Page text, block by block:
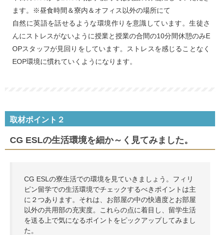
ます。※昼食時間＆寮内＆オフィス以外の場所にて
自然に英語を話せるような環境作りを意識しています。生徒さ
んにストレスがないように授業と授業の合間の10分間休憩のみE
OPスタッフが見回りをしています。ストレスを感じることなく
EOP環境に慣れていくようになります。
取材ポイント２
CG ESLの生活環境を細か～く見てみました。
CG ESLの寮生活での環境を見ていきましょう。フィリ
ピン留学での生活環境でチェックするべきポイントは主
に２つあります。それは、お部屋の中の快適度とお部屋
以外の共用部の充実度。これらの点に着目し、留学生活
を送る上で気になるポイントをピックアップしてみまし
た。